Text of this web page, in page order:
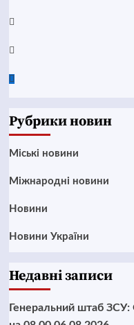
Instagram
Twitter
Google
Рубрики новин
Mіські новини
Міжнародні новини
Новини
Новини України
Недавні записи
Генеральний штаб ЗСУ: